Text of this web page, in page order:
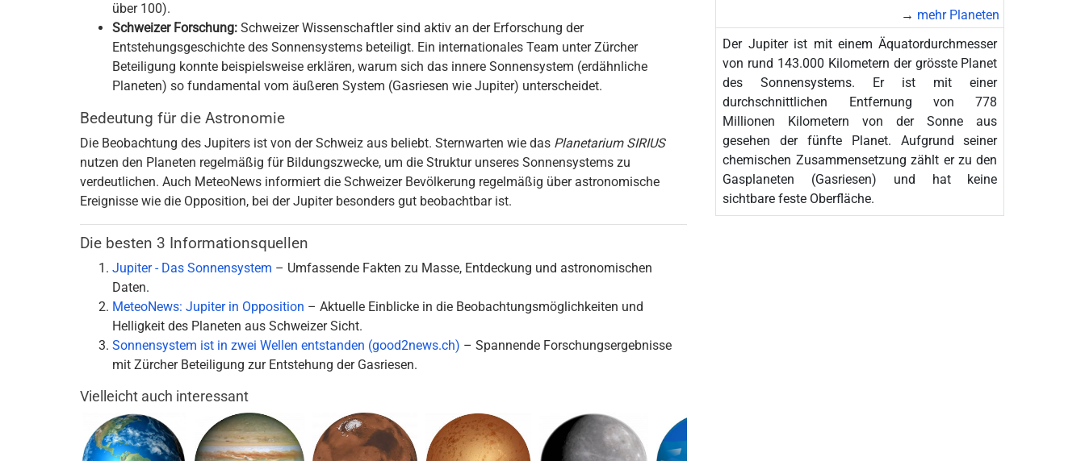
über 100).
Schweizer Forschung: Schweizer Wissenschaftler sind aktiv an der Erforschung der
Entstehungsgeschichte des Sonnensystems beteiligt. Ein internationales Team unter Zürcher
Beteiligung konnte beispielsweise erklären, warum sich das innere Sonnensystem (erdähnliche
Planeten) so fundamental vom äußeren System (Gasriesen wie Jupiter) unterscheidet.
Bedeutung für die Astronomie
Die Beobachtung des Jupiters ist von der Schweiz aus beliebt. Sternwarten wie das Planetarium SIRIUS
nutzen den Planeten regelmäßig für Bildungszwecke, um die Struktur unseres Sonnensystems zu
verdeutlichen. Auch MeteoNews informiert die Schweizer Bevölkerung regelmäßig über astronomische
Ereignisse wie die Opposition, bei der Jupiter besonders gut beobachtbar ist.
Die besten 3 Informationsquellen
Jupiter - Das Sonnensystem – Umfassende Fakten zu Masse, Entdeckung und astronomischen
Daten.
MeteoNews: Jupiter in Opposition – Aktuelle Einblicke in die Beobachtungsmöglichkeiten und
Helligkeit des Planeten aus Schweizer Sicht.
Sonnensystem ist in zwei Wellen entstanden (good2news.ch) – Spannende Forschungsergebnisse
mit Zürcher Beteiligung zur Entstehung der Gasriesen.
Vielleicht auch interessant
→ mehr Planeten
Der Jupiter ist mit einem Äquatordurchmesser
von rund 143.000 Kilometern der grösste Planet
des Sonnensystems. Er ist mit einer
durchschnittlichen Entfernung von 778
Millionen Kilometern von der Sonne aus
gesehen der fünfte Planet. Aufgrund seiner
chemischen Zusammensetzung zählt er zu den
Gasplaneten (Gasriesen) und hat keine
sichtbare feste Oberfläche.